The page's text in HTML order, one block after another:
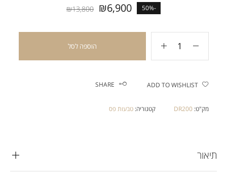
-50%
₪13,800 ₪6,900
הוספה לסל
ADD TO WISHLIST
SHARE
מק"ט:DR200 קטגוריה:טבעות פס
תיאור